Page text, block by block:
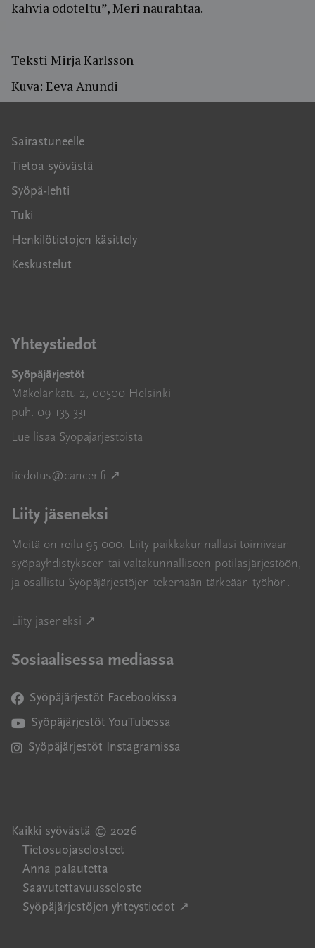
kahvia odoteltu”, Meri naurahtaa.
Teksti Mirja Karlsson
Kuva: Eeva Anundi
Sairastuneelle
Tietoa syövästä
Syöpä-lehti
Tuki
Henkilötietojen käsittely
Keskustelut
Yhteystiedot
Syöpäjärjestöt
Mäkelänkatu 2, 00500 Helsinki
puh. 09 135 331
Lue lisää Syöpäjärjestöistä
tiedotus@cancer.fi ↗
Liity jäseneksi
Meitä on reilu 95 000. Liity paikkakunnallasi toimivaan
syöpäyhdistykseen tai valtakunnalliseen potilasjärjestöön,
ja osallistu Syöpäjärjestöjen tekemään tärkeään työhön.
Liity jäseneksi ↗
Sosiaalisessa mediassa
Syöpäjärjestöt Facebookissa
Avautuu uuteen ikkunaan
Syöpäjärjestöt YouTubessa
Avautuu uuteen ikkunaan
Syöpäjärjestöt Instagramissa
Avautuu uuteen ikkunaan
Kaikki syövästä © 2026
Tietosuojaselosteet
Anna palautetta
Saavutettavuusseloste
Syöpäjärjestöjen yhteystiedot ↗